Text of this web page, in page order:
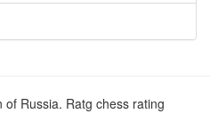
Russia. Ratg chess rating